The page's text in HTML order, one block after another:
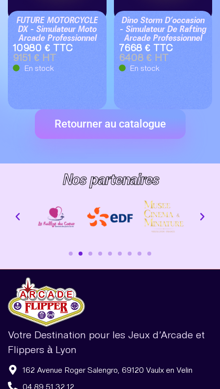
FUTURE MOTORCYCLE
DX – Simulateur Moto
Arcade Professionnel
10980 € TTC
9151 € HT
En stock
Dino Storm D’occasion
– Simulateur De Rafting
Arcade Professionnel
7668 € TTC
6408 € HT
En stock
Retourner au catalogue
Nos partenaires
Votre Destination pour les Jeux d’Arcade et
Flippers à Lyon
162 Avenue Roger Salengro, 69120 Vaulx en Velin
04 89 51 32 12